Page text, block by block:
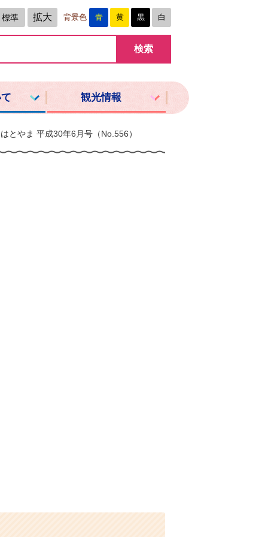
標準 拡大 背景色 青 黄 黒 白
観光情報
とやま 平成30年6月号（No.556）